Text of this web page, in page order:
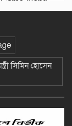
— Australia
Deutschland
50 %
Calendar
সিমিন হোসেন